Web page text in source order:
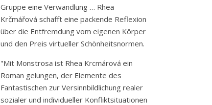
Gruppe eine Verwandlung … Rhea
Krčmářová schafft eine packende Reflexion
über die Entfremdung vom eigenen Körper
und den Preis virtueller Schönheitsnormen.
"Mit Monstrosa ist Rhea Krcmárová ein
Roman gelungen, der Elemente des
Fantastischen zur Versinnbildlichung realer
sozialer und individueller Konfliktsituationen